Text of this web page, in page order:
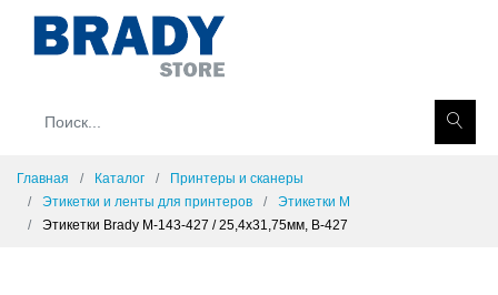
Главная Каталог
Принтеры и сканеры
Этикетки и ленты для принтеров
Этикетки M
Этикетки Brady M-143-427 / 25,4x31,75мм, B-427